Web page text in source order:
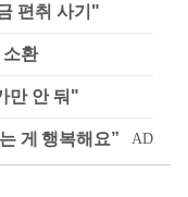
편취 사기"
환
만 안 둬"